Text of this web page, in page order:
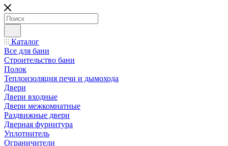
Каталог
Все для бани
Строительство бани
Полок
Теплоизоляция печи и дымохода
Двери
Двери входные
Двери межкомнатные
Раздвижные двери
Дверная фурнитура
Уплотнитель
Ограничители